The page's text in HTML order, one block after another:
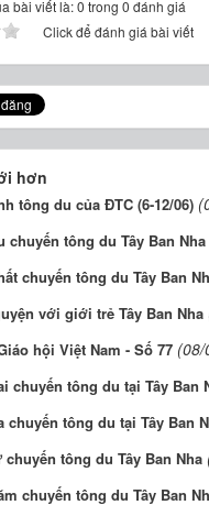
bài viết là: 0 trong 0 đánh giá
Click để đánh giá bài viết
hơn
tông du của ĐTC (6-12/06)
chuyến tông du Tây Ban Nha
chuyến tông du Tây Ban
với giới trẻ Tây Ban Nha
hội Việt Nam - Số 77 (08/
chuyến tông du tại Tây Ban
chuyến tông du tại Tây Ban
tông du Tây Ban Nha
chuyến tông du Tây Ban